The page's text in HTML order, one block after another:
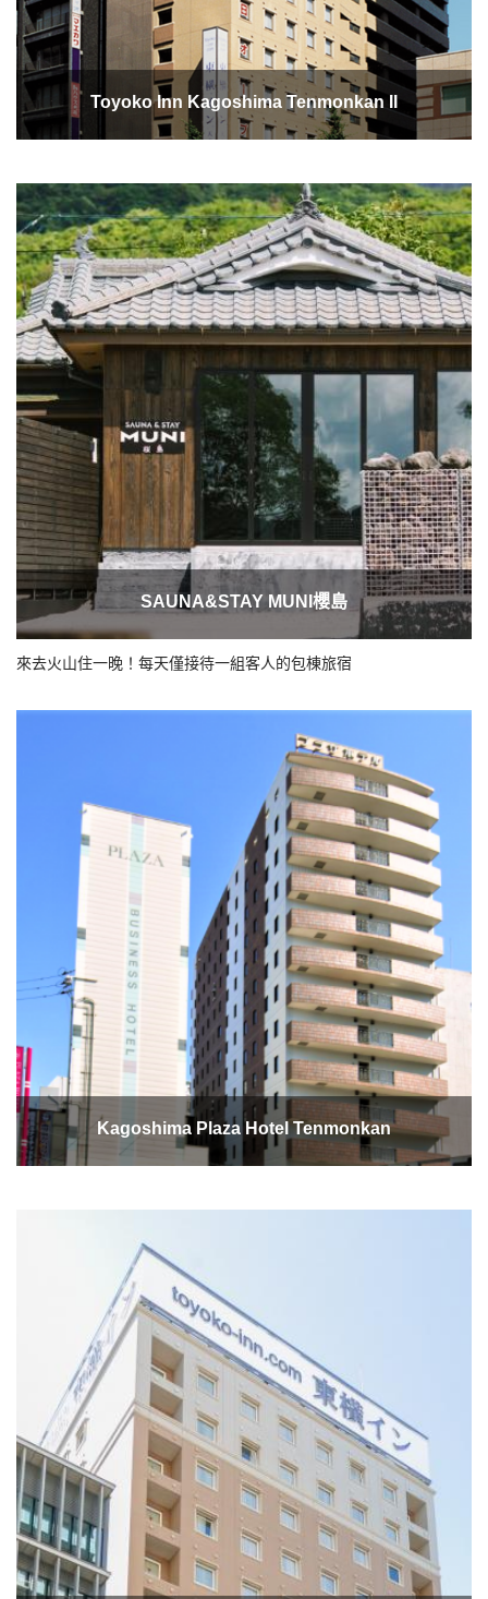
Toyoko Inn Kagoshima Tenmonkan II
SAUNA&STAY MUNI櫻島
來去火山住一晚！每天僅接待一組客人的包棟旅宿
Kagoshima Plaza Hotel Tenmonkan